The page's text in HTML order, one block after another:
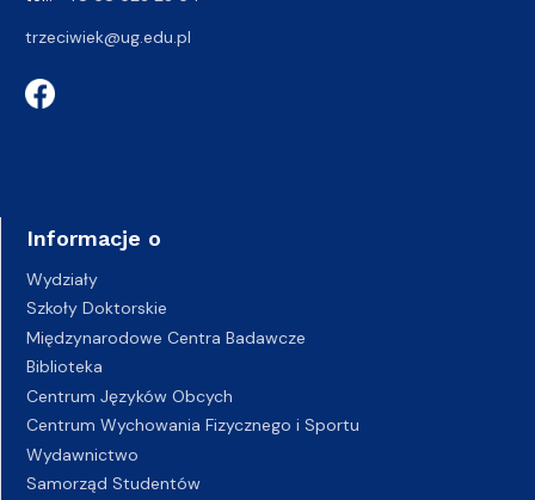
trzeciwiek@ug.edu.pl
Informacje o
Wydziały
Szkoły Doktorskie
Międzynarodowe Centra Badawcze
Biblioteka
Centrum Języków Obcych
Centrum Wychowania Fizycznego i Sportu
Wydawnictwo
Samorząd Studentów